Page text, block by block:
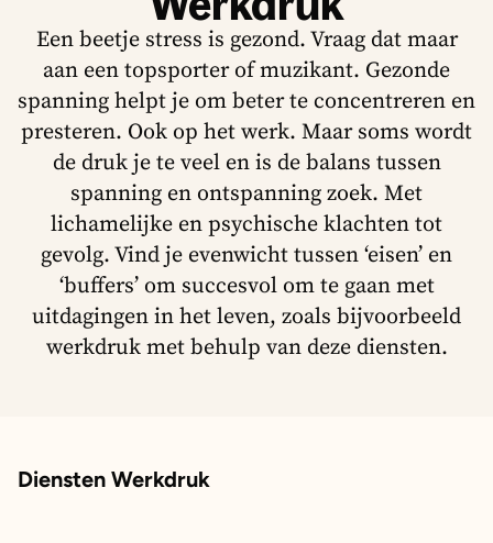
Een beetje stress is gezond. Vraag dat maar
aan een topsporter of muzikant. Gezonde
spanning helpt je om beter te concentreren en
presteren. Ook op het werk. Maar soms wordt
de druk je te veel en is de balans tussen
spanning en ontspanning zoek. Met
lichamelijke en psychische klachten tot
gevolg. Vind je evenwicht tussen ‘eisen’ en
‘buffers’ om succesvol om te gaan met
uitdagingen in het leven, zoals bijvoorbeeld
werkdruk met behulp van deze diensten.
Diensten Werkdruk